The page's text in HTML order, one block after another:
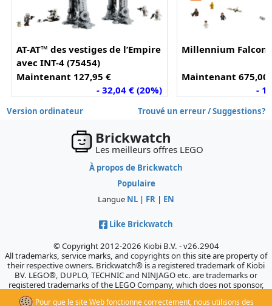
AT-AT™ des vestiges de l’Empire
avec INT-4 (75454)
Maintenant 127,95 €
- 32,04 € (20%)
Millennium
Maintenant 675,00
-
Version ordinateur Trouvé un erreur / Suggestions?
Pour que le site Web fonctionne correctement, nous utilisons des
Brickwatch
Les meilleurs offres LEGO
À propos de Brickwatch
Populaire
Langue NL | FR | EN
Like Brickwatch
© Copyright 2012-2026 Kiobi B.V. - v26.2904
All trademarks, service marks, and copyrights on this site are property of
their respective owners. Brickwatch® is a registered trademark of Kiobi
BV. LEGO®, DUPLO, TECHNIC and NINJAGO etc. are trademarks or
registered trademarks of the LEGO Company, which does not sponsor,